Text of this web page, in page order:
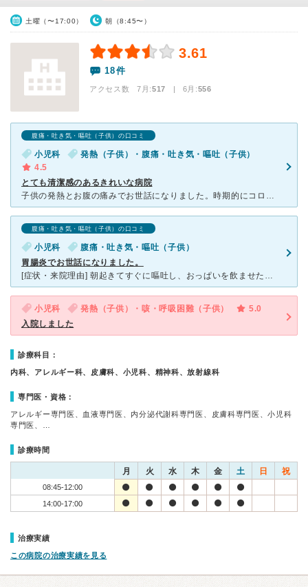
土曜（〜17:00） 朝（8:45〜）
3.61
18件
アクセス数 7月:517 | 6月:556
腹痛・吐き気・嘔吐（子供）の口コミ
小児科
発熱（子供）・腹痛・吐き気・嘔吐（子供）
4.5
とても清潔感のあるきれいな病院
子供の発熱とお腹の痛みでお世話になりました。時期的にコロナの問題があり、いつものかかりつけ病院や近所の小児科に電話しましたが、熱がある場合には直接診察はしないと言われ大きな病院へ行ってくださいと言われ
腹痛・吐き気・嘔吐（子供）の口コミ
小児科
腹痛・吐き気・嘔吐（子供）
胃腸炎でお世話になりました。
[症状・来院理由] 朝起きてすぐに嘔吐し、おっぱいを飲ませたらまたすぐに嘔吐しました。 いつも元気な娘の初めての嘔吐に動揺していました。 熱は無く、オムツを取り替えたら下痢をしていたので母に相談
小児科 発熱（子供）・咳・呼吸困難（子供）
5.0
入院しました
診療科目：
内科、アレルギー科、皮膚科、小児科、精神科、放射線科
専門医・資格：
アレルギー専門医、血液専門医、内分泌代謝科専門医、皮膚科専門医、小児科
専門医、…
診療時間
月 火 水 木 金 土 日 祝
08:45-12:00
14:00-17:00
治療実績
この病院の治療実績を見る